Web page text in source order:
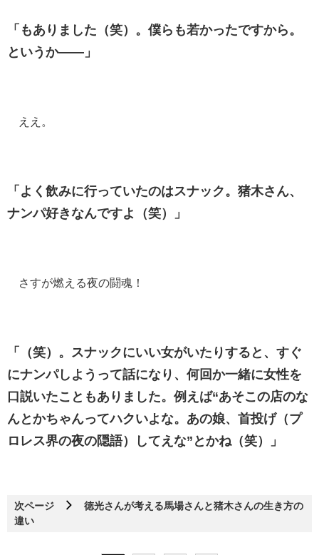
「もありました（笑）。僕らも若かったですから。
というか――」
ええ。
「よく飲みに行っていたのはスナック。猪木さん、
ナンパ好きなんですよ（笑）」
さすが燃える夜の闘魂！
「（笑）。スナックにいい女がいたりすると、すぐ
にナンパしようって話になり、何回か一緒に女性を
口説いたこともありました。例えば“あそこの店のな
んとかちゃんってハクいよな。あの娘、首投げ（プ
ロレス界の夜の隠語）してえな”とかね（笑）」
次ページ
徳光さんが考える馬場さんと猪木さんの生き方の
違い